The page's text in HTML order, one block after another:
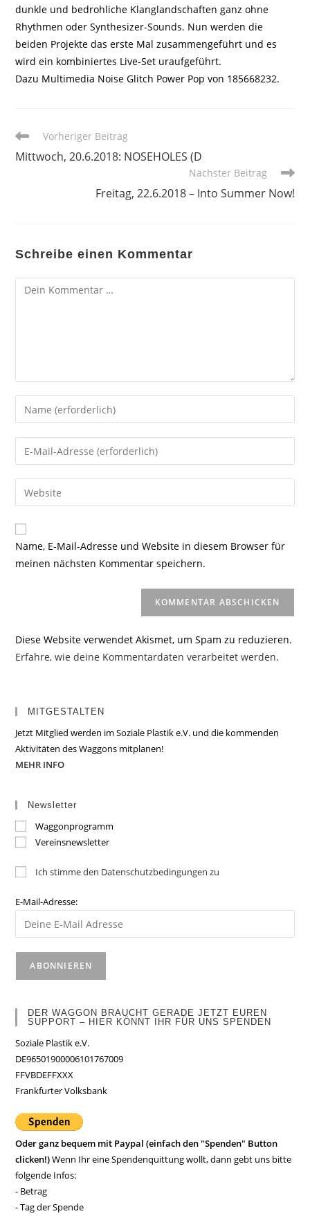
dunkle und bedrohliche Klanglandschaften ganz ohne
Rhythmen oder Synthesizer-Sounds. Nun werden die
beiden Projekte das erste Mal zusammengeführt und es
wird ein kombiniertes Live-Set uraufgeführt.
Dazu Multimedia Noise Glitch Power Pop von 185668232.
Weitere
ansehen
Vorheriger Beitrag
Mittwoch, 20.6.2018: NOSEHOLES (D
Nächster Beitrag
Freitag, 22.6.2018 – Into Summer Now!
Schreibe einen Kommentar
Kommentar
Gib
deinen
Namen
oder
zum
Kommentieren
ein
Gib
deine
E-
Mail-
zum
Kommentieren
ein
Gib
deine
Website-
URL
Name, E-Mail-Adresse und Website in diesem Browser für
meinen nächsten Kommentar speichern.
Diese Website verwendet Akismet, um Spam zu reduzieren.
Erfahre, wie deine Kommentardaten verarbeitet werden.
MITGESTALTEN
Jetzt Mitglied werden im Soziale Plastik e.V. und die kommenden
Aktivitäten des Waggons mitplanen!
MEHR INFO
Newsletter
Waggonprogramm
Vereinsnewsletter
Ich stimme den Datenschutzbedingungen zu
E-Mail-Adresse:
DER WAGGON BRAUCHT GERADE JETZT EUREN
SUPPORT – HIER KÖNNT IHR FÜR UNS SPENDEN
Soziale Plastik e.V.
DE96501900006101767009
FFVBDEFFXXX
Frankfurter Volksbank
Oder ganz bequem mit Paypal (einfach den "Spenden" Button
clicken!)Wenn Ihr eine Spendenquittung wollt, dann gebt uns bitte
folgende Infos:
- Betrag
- Tag der Spende